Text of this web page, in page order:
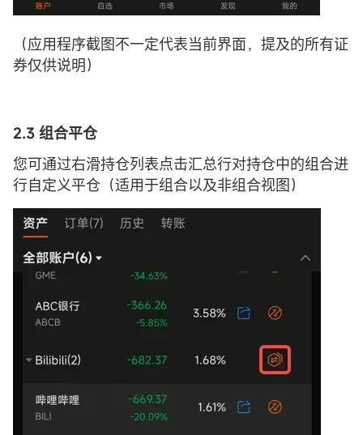
（应用程序截图不一定代表当前界面，提及的所有证
券仅供说明）
2.3 组合平仓
您可通过右滑持仓列表点击汇总行对持仓中的组合进
行自定义平仓（适用于组合以及非组合视图）